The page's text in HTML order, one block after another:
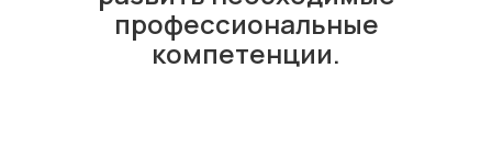
профессиональные
компетенции.